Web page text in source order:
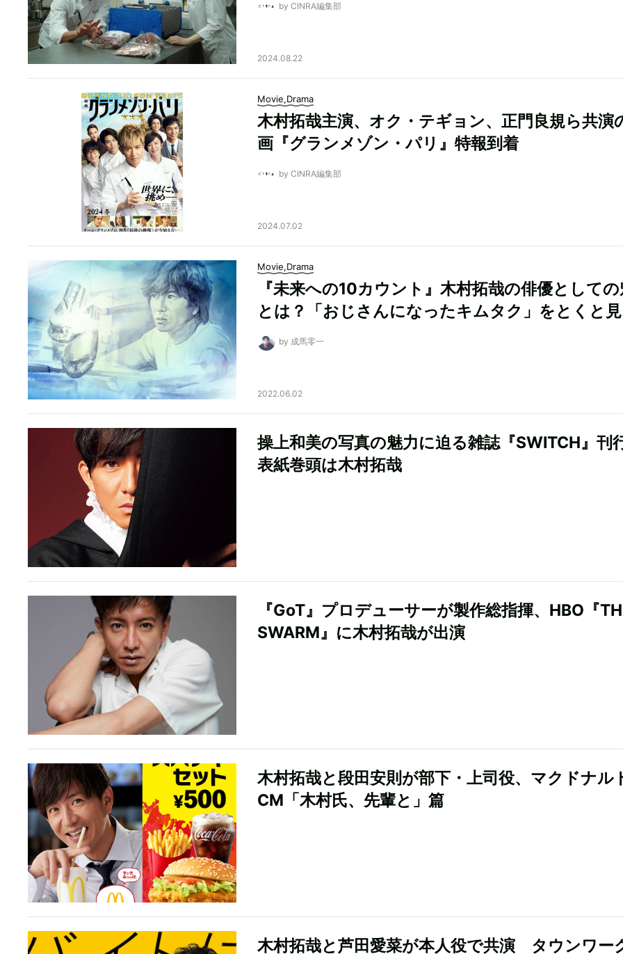
by CINRA編集部
2024.08.22
Movie,Drama
木村拓哉主演、オク・テギョン、正門良規ら共演
画『グランメゾン・パリ』特報到着
by CINRA編集部
2024.07.02
Movie,Drama
『未来への10カウント』木村拓哉の俳優としての
とは？「おじさんになったキムタク」をとくと見
by 成馬零一
2022.06.02
操上和美の写真の魅力に迫る雑誌『SWITCH』刊
表紙巻頭は木村拓哉
『GoT』プロデューサーが製作総指揮、HBO『
SWARM』に木村拓哉が出演
木村拓哉と段田安則が部下・上司役、マクドナル
CM「木村氏、先輩と」篇
木村拓哉と芦田愛菜が本人役で共演 タウンワー